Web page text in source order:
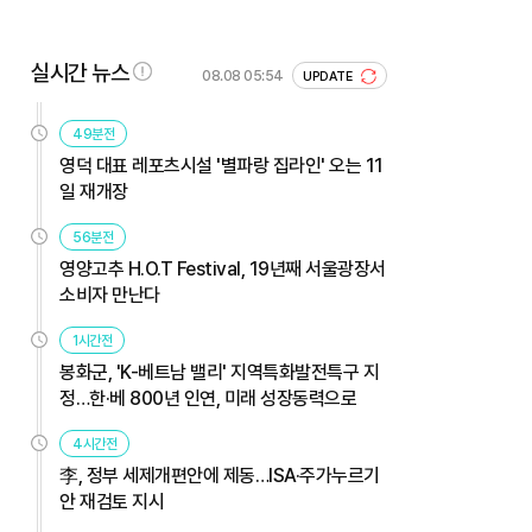
실시간 뉴스 08.08 05:54 UPDATE
49분전
영덕 대표 레포츠시설 '별파랑 집라인' 오는 11
일 재개장
56분전
영양고추 H.O.T Festival, 19년째 서울광장서
소비자 만난다
1시간전
봉화군, 'K-베트남 밸리' 지역특화발전특구 지
정…한·베 800년 인연, 미래 성장동력으로
4시간전
李, 정부 세제개편안에 제동…ISA·주가누르기
안 재검토 지시